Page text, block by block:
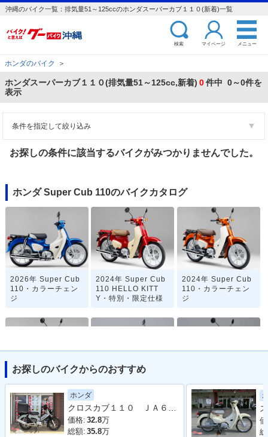
沖縄のバイク一覧：排気量51～125ccのホンダスーパーカブ１１０(新着)一覧
検索 マイページ メニュー
ホンダのバイク ＞
ホンダスーパーカブ１１０(排気量51～125cc,新着) 0件中 0～0件を
表示
条件を指定して絞り込み
お探しの条件に該当するバイクがみつかりませんでした。
ホンダ Super Cub 110のバイクカタログ
2026年 Super Cub
110・カラーチェン
ジ
2024年 Super Cub
110 HELLO KITT
Y・特別・限定仕様
2024年 Super Cub
110・カラーチェン
ジ
2022年 Super Cub
110・マイナーチェ
ンジ
r.・特別・限定仕様
2020年 Super Cub
110・マイナーチェ
ンジ
お探しのバイクからのおすすめ
ホンダ
クロスカブ１１０ ＪＡ６０型 ２０２２年モデル ＡＢＳ ＳＰ忠男マフラー センターキャリア リアボックス その他カスタム多数車両
価格: 32.8万
総額: 35.8万